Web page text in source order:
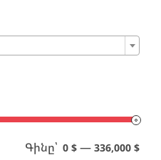
Գինը՝ 0 $ — 336,000 $